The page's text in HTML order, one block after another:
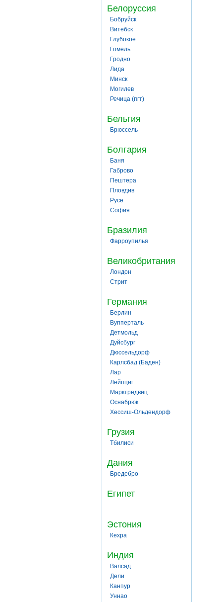
Белоруссия
Бобруйск
Витебск
Глубокое
Гомель
Гродно
Лида
Минск
Могилев
Речица (пгт)
Бельгия
Брюссель
Болгария
Баня
Габрово
Пештера
Пловдив
Русе
София
Бразилия
Фарроупилья
Великобритания
Лондон
Стрит
Германия
Берлин
Вупперталь
Детмольд
Дуйсбург
Дюссельдорф
Карлсбад (Баден)
Лар
Лейпциг
Марктредвиц
Оснабрюк
Хессиш-Ольдендорф
Грузия
Тбилиси
Дания
Бредебро
Египет
Эстония
Кехра
Индия
Валсад
Дели
Канпур
Уннао